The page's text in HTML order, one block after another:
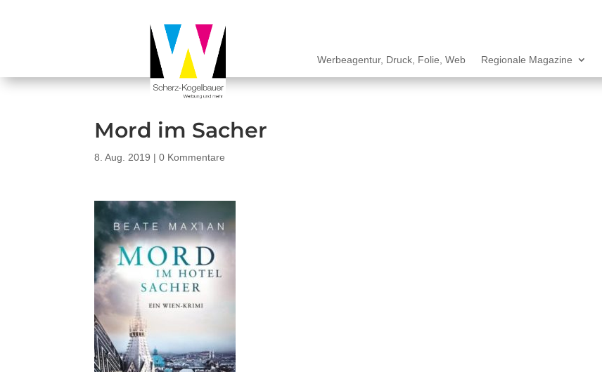
Werbeagentur, Druck, Folie, Web Regionale Magazine
Mord im Sacher
8. Aug. 2019 |0 Kommentare